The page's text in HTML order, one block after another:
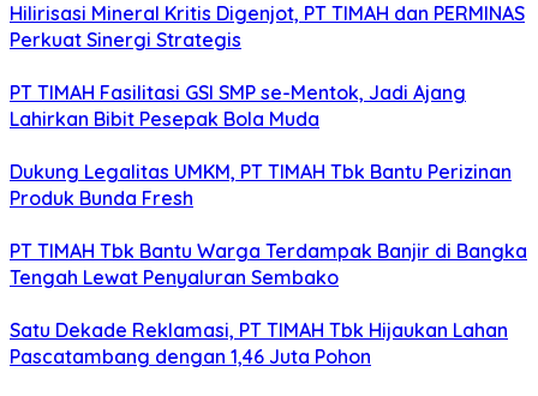
Hilirisasi Mineral Kritis Digenjot, PT TIMAH dan PERMINAS
Perkuat Sinergi Strategis
PT TIMAH Fasilitasi GSI SMP se-Mentok, Jadi Ajang
Lahirkan Bibit Pesepak Bola Muda
Dukung Legalitas UMKM, PT TIMAH Tbk Bantu Perizinan
Produk Bunda Fresh
PT TIMAH Tbk Bantu Warga Terdampak Banjir di Bangka
Tengah Lewat Penyaluran Sembako
Satu Dekade Reklamasi, PT TIMAH Tbk Hijaukan Lahan
Pascatambang dengan 1,46 Juta Pohon